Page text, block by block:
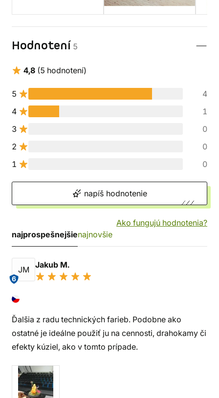
Hodnotení 5
4,8 (5 hodnotení)
5
4
4
1
3
0
2
0
1
0
napíš hodnotenie
Ako fungujú hodnotenia?
najprospešnejšienajnovšie
JM
6
Jakub M.
Ďalšia z radu technických farieb. Podobne ako
ostatné je ideálne použiť ju na cennosti, drahokamy či
efekty kúziel, ako v tomto prípade.